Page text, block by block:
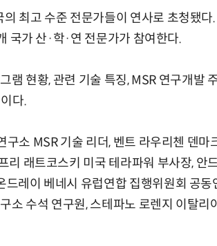
최고 수준 전문가들이 연사로 초청됐다
국가 산·학·연 전문가가 참여한다.
램 현황, 관련 기술 특징, MSR 연구개발
다.
소 MSR 기술 리더, 벤트 라우리첸 덴마
리 래트코스키 미국 테라파워 부사장, 안
레이 베네시 유럽연합 집행위원회 공동
소 수석 연구원, 스테파노 로렌지 이탈리